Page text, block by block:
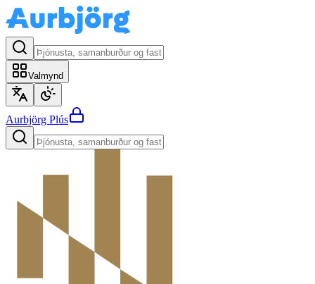
Valmynd
Aurbjörg Plús